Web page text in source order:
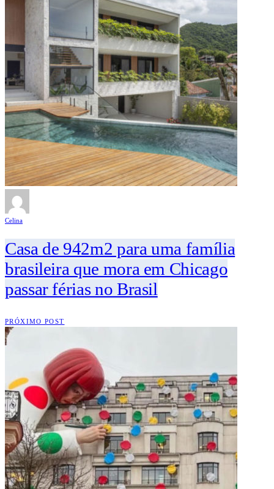
Celina
Casa de 942m2 para uma família
brasileira que mora em Chicago
passar férias no Brasil
PRÓXIMO POST